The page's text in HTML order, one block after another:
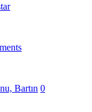
Bartın 0